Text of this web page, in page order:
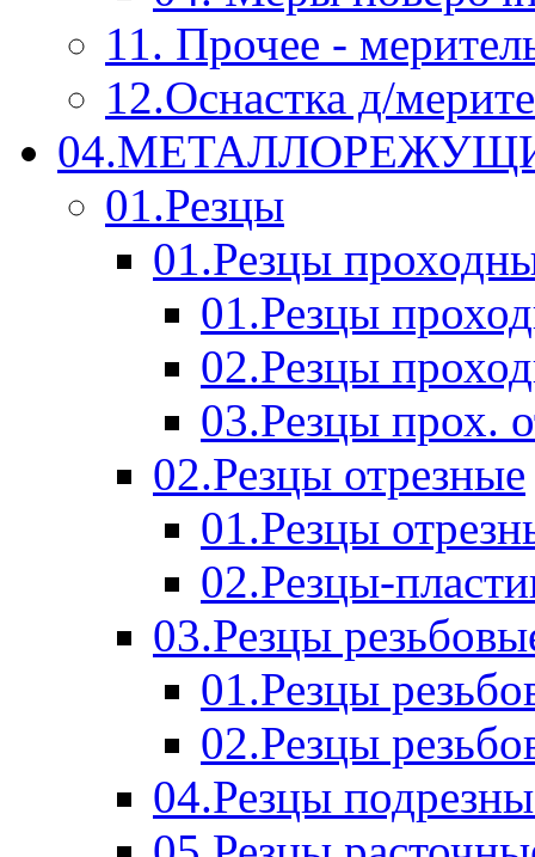
11. Прочее -
12.Оснастка д/
01.Резцы
01.Резцы
01.Резцы
02.Резцы
03.Резцы прох.
02.Резцы отрезные
01.Резцы
02.Резцы-
03.Резцы
01.Резцы
02.Резцы
04.Резцы